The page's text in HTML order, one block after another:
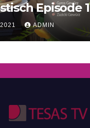
GrillTastisch Episode 1
ADMIN